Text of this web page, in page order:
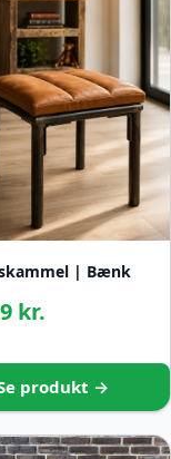
| Bænk
kr.
produkt →